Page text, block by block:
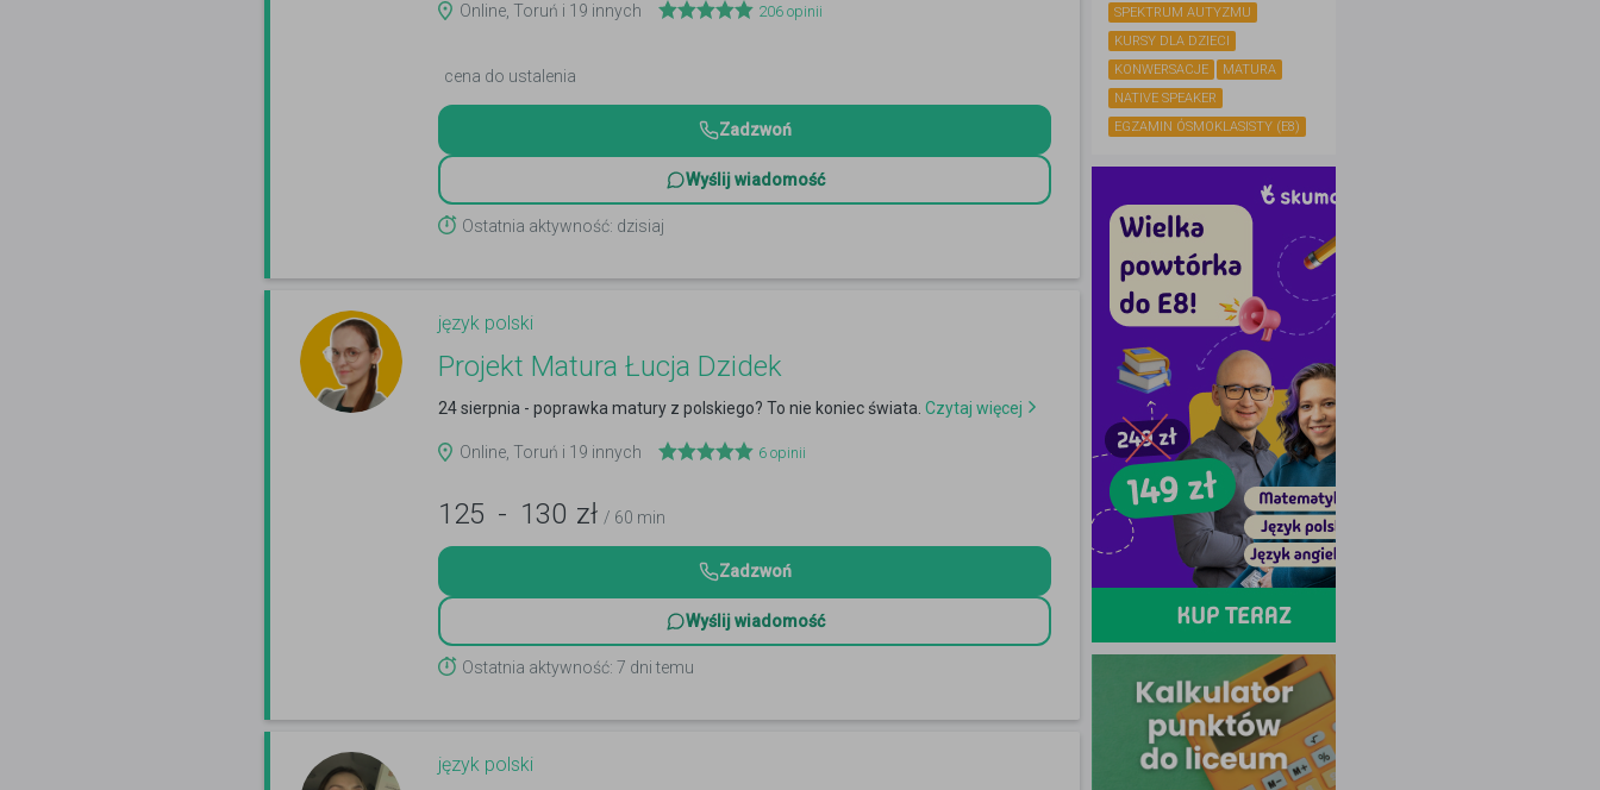
Online, Toruń i 19 innych 206 opinii
cena do ustalenia
Zadzwoń
Wyślij wiadomość
Ostatnia aktywność: dzisiaj
język polski
Projekt Matura Łucja Dzidek
24 sierpnia - poprawka matury z polskiego? To nie koniec świata. Czytaj więcej
Online, Toruń i 19 innych 6 opinii
125 - 130 zł / 60 min
Zadzwoń
Wyślij wiadomość
Ostatnia aktywność: 7 dni temu
język polski
SPEKTRUM AUTYZMU
KURSY DLA DZIECI
KONWERSACJE
MATURA
NATIVE SPEAKER
EGZAMIN ÓSMOKLASISTY (E8)